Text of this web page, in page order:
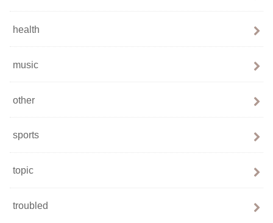
health
music
other
sports
topic
troubled